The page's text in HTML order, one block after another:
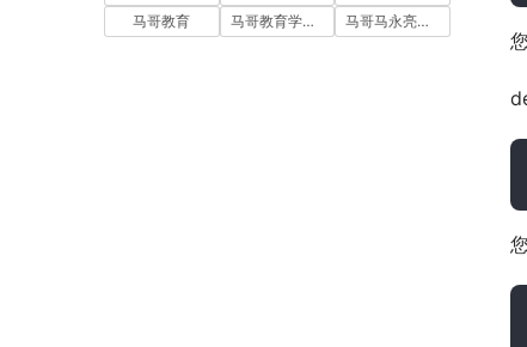
马哥教育
马哥教育学员故事 马哥马永亮，马哥linux讲师，马哥教育ceo